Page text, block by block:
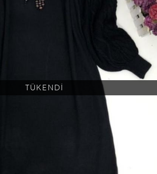
TÜKENDİ